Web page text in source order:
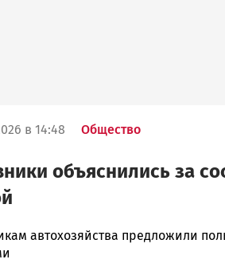
в 14:48 Общество
объяснились за
автохозяйства предложили